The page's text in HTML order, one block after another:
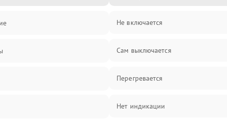
Не включается
Сам выключается
Перегревается
Нет индикации